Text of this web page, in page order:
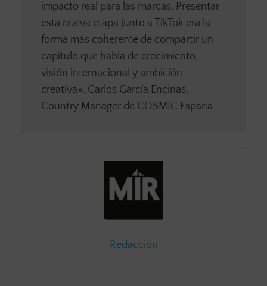
impacto real para las marcas. Presentar
esta nueva etapa junto a TikTok era la
forma más coherente de compartir un
capítulo que habla de crecimiento,
visión internacional y ambición
creativa». Carlos García Encinas,
Country Manager de COSMIC España
Redacción